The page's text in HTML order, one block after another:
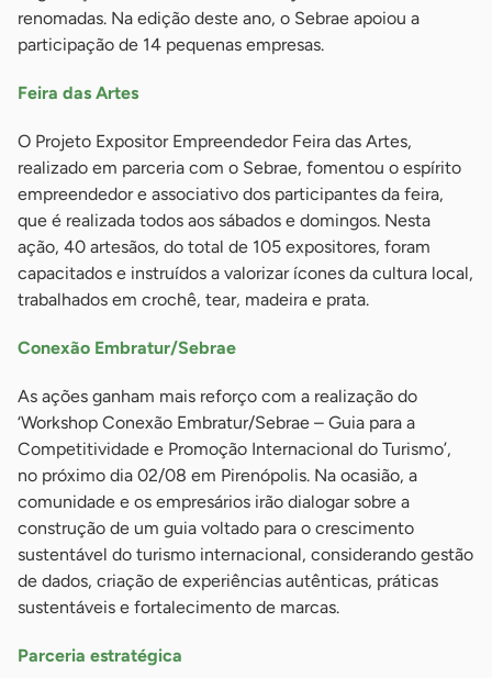
renomadas. Na edição deste ano, o Sebrae apoiou a
participação de 14 pequenas empresas.
Feira das Artes
O Projeto Expositor Empreendedor Feira das Artes,
realizado em parceria com o Sebrae, fomentou o espírito
empreendedor e associativo dos participantes da feira,
que é realizada todos aos sábados e domingos. Nesta
ação, 40 artesãos, do total de 105 expositores, foram
capacitados e instruídos a valorizar ícones da cultura local,
trabalhados em crochê, tear, madeira e prata.
Conexão Embratur/Sebrae
As ações ganham mais reforço com a realização do
‘Workshop Conexão Embratur/Sebrae – Guia para a
Competitividade e Promoção Internacional do Turismo’,
no próximo dia 02/08 em Pirenópolis. Na ocasião, a
comunidade e os empresários irão dialogar sobre a
construção de um guia voltado para o crescimento
sustentável do turismo internacional, considerando gestão
de dados, criação de experiências autênticas, práticas
sustentáveis e fortalecimento de marcas.
Parceria estratégica